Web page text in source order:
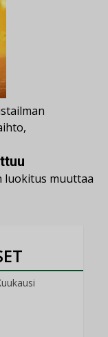
ilman
,
luokitus muuttaa